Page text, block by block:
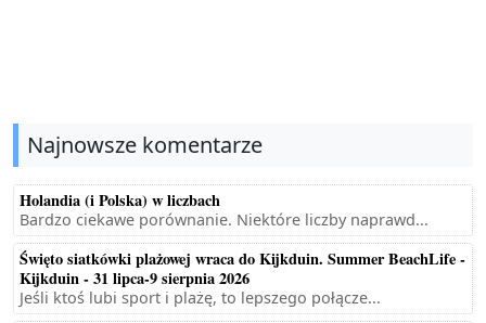
Najnowsze komentarze
Holandia (i Polska) w liczbach
Bardzo ciekawe porównanie. Niektóre liczby naprawd...
Święto siatkówki plażowej wraca do Kijkduin. Summer BeachLife -
Kijkduin - 31 lipca-9 sierpnia 2026
Jeśli ktoś lubi sport i plażę, to lepszego połącze...